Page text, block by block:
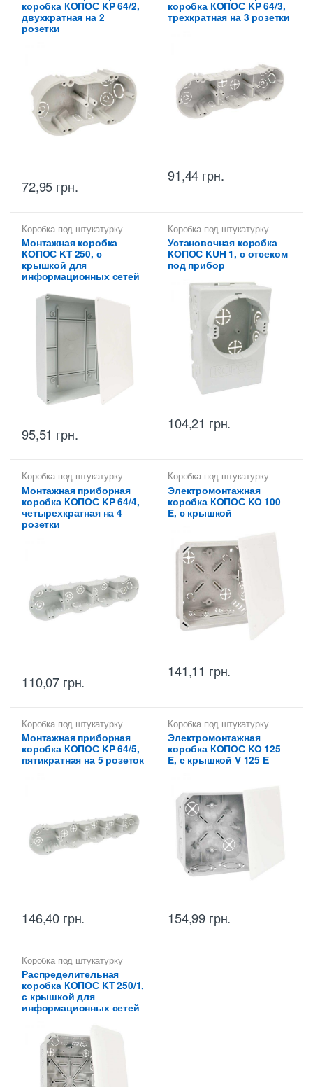
коробка КОПОС KP 64/2,
двухкратная на 2
розетки
72,95 грн.
коробка КОПОС KP 64/3,
трехкратная на 3 розетки
91,44 грн.
Коробка под штукатурку
Монтажная коробка
КОПОС KT 250, с
крышкой для
информационных сетей
95,51 грн.
Коробка под штукатурку
Установочная коробка
КОПОС KUH 1, с отсеком
под прибор
104,21 грн.
Коробка под штукатурку
Монтажная приборная
коробка КОПОС KP 64/4,
четырехкратная на 4
розетки
110,07 грн.
Коробка под штукатурку
Электромонтажная
коробка КОПОС KO 100
E, с крышкой
141,11 грн.
Коробка под штукатурку
Монтажная приборная
коробка КОПОС KP 64/5,
пятикратная на 5 розеток
146,40 грн.
Коробка под штукатурку
Электромонтажная
коробка КОПОС KO 125
E, с крышкой V 125 Е
154,99 грн.
Коробка под штукатурку
Распределительная
коробка КОПОС KT 250/1,
с крышкой для
информационных сетей